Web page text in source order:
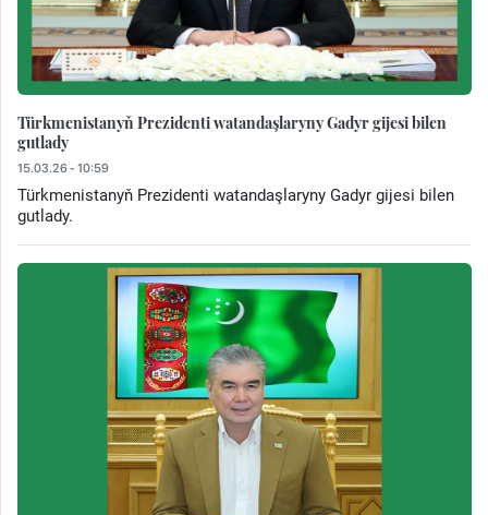
Türkmenistanyň Prezidenti watandaşlaryny Gadyr gijesi bilen
gutlady
15.03.26 - 10:59
Türkmenistanyň Prezidenti watandaşlaryny Gadyr gijesi bilen
gutlady.